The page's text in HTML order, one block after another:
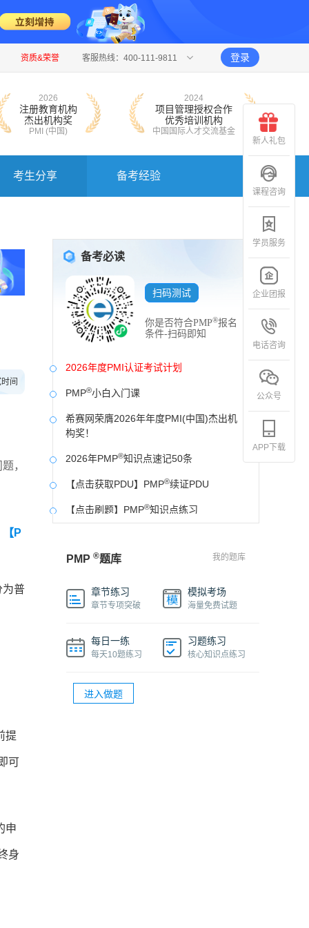
资质&荣誉 客服热线：400-111-9811 登录
2026
注册教育机构
杰出机构奖
PMI (中国)
2024
项目管理授权合作
优秀培训机构
中国国际人才交流基金
考生分享 备考经验
间
，
【P
为普
提
可
申
身
备考必读
扫码测试
你是否符合PMP®报名
条件-扫码即知
2026年度PMI认证考试计划
PMP®小白入门课
希赛网荣膺2026年年度PMI(中国)杰出机
构奖！
2026年PMP®知识点速记50条
【点击获取PDU】PMP®续证PDU
【点击刷题】PMP®知识点练习
PMP ®希赛PMP 2026年模拟卷
PMP 项目管理知识精华课程
PMP®续期多少钱？PMP
PMP ®题库 我的题库
章节练习
章节专项突破
模拟考场
海量免费试题
每日一练
每天10题练习
习题练习
核心知识点练习
进入做题
新人礼包
课程咨询
学员服务
企业团报
电话咨询
公众号
APP下载